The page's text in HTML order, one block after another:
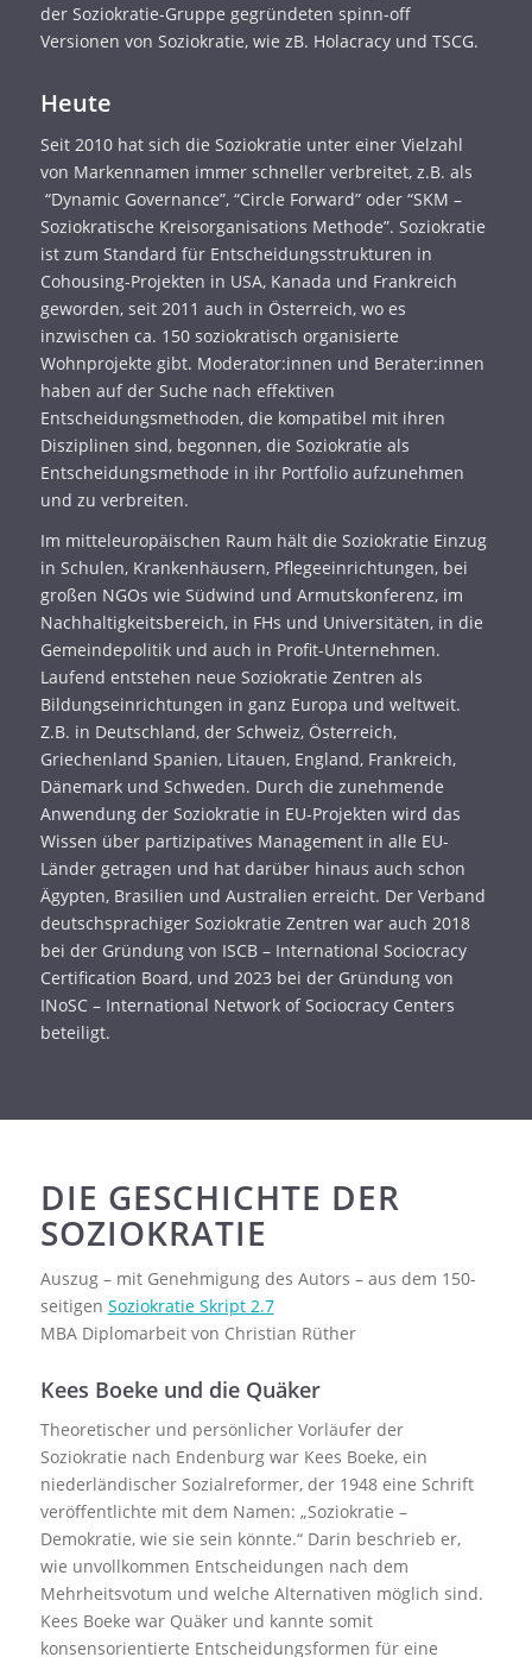
der Soziokratie-Gruppe gegründeten spinn-off
Versionen von Soziokratie, wie zB. Holacracy und TSCG.
Heute
Seit 2010 hat sich die Soziokratie unter einer Vielzahl
von Markennamen immer schneller verbreitet, z.B. als
“Dynamic Governance”, “Circle Forward” oder “SKM –
Soziokratische Kreisorganisations Methode”. Soziokratie
ist zum Standard für Entscheidungsstrukturen in
Cohousing-Projekten in USA, Kanada und Frankreich
geworden, seit 2011 auch in Österreich, wo es
inzwischen ca. 150 soziokratisch organisierte
Wohnprojekte gibt. Moderator:innen und Berater:innen
haben auf der Suche nach effektiven
Entscheidungsmethoden, die kompatibel mit ihren
Disziplinen sind, begonnen, die Soziokratie als
Entscheidungsmethode in ihr Portfolio aufzunehmen
und zu verbreiten.
Im mitteleuropäischen Raum hält die Soziokratie Einzug
in Schulen, Krankenhäusern, Pflegeeinrichtungen, bei
großen NGOs wie Südwind und Armutskonferenz, im
Nachhaltigkeitsbereich, in FHs und Universitäten, in die
Gemeindepolitik und auch in Profit-Unternehmen.
Laufend entstehen neue Soziokratie Zentren als
Bildungseinrichtungen in ganz Europa und weltweit.
Z.B. in Deutschland, der Schweiz, Österreich,
Griechenland Spanien, Litauen, England, Frankreich,
Dänemark und Schweden. Durch die zunehmende
Anwendung der Soziokratie in EU-Projekten wird das
Wissen über partizipatives Management in alle EU-
Länder getragen und hat darüber hinaus auch schon
Ägypten, Brasilien und Australien erreicht. Der Verband
deutschsprachiger Soziokratie Zentren war auch 2018
bei der Gründung von ISCB – International Sociocracy
Certification Board, und 2023 bei der Gründung von
INoSC – International Network of Sociocracy Centers
beteiligt.
DIE GESCHICHTE DER
SOZIOKRATIE
Auszug – mit Genehmigung des Autors – aus dem 150-
seitigen Soziokratie Skript 2.7
MBA Diplomarbeit von Christian Rüther
Kees Boeke und die Quäker
Theoretischer und persönlicher Vorläufer der
Soziokratie nach Endenburg war Kees Boeke, ein
niederländischer Sozialreformer, der 1948 eine Schrift
veröffentlichte mit dem Namen: „Soziokratie –
Demokratie, wie sie sein könnte.“ Darin beschrieb er,
wie unvollkommen Entscheidungen nach dem
Mehrheitsvotum und welche Alternativen möglich sind.
Kees Boeke war Quäker und kannte somit
konsensorientierte Entscheidungsformen für eine